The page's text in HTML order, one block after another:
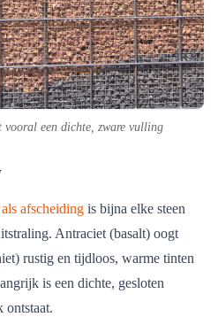
vooral een dichte, zware vulling
afscheiding is bijna elke steen
Antraciet (basalt) oogt
rustig en tijdloos, warme tinten
is een dichte, gesloten
ontstaat.